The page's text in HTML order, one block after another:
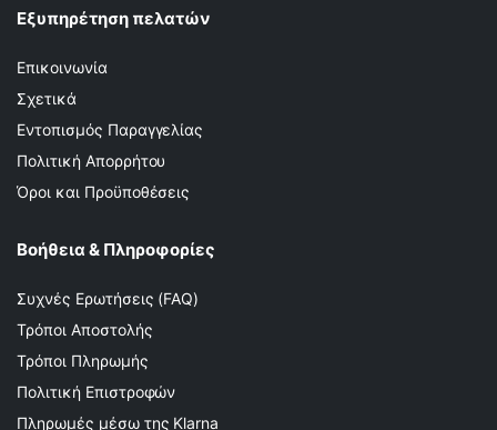
Εξυπηρέτηση πελατών
Επικοινωνία
Σχετικά
Εντοπισμός Παραγγελίας
Πολιτική Απορρήτου
Όροι και Προϋποθέσεις
Βοήθεια & Πληροφορίες
Συχνές Ερωτήσεις (FAQ)
Τρόποι Αποστολής
Τρόποι Πληρωμής
Πολιτική Επιστροφών
Πληρωμές μέσω της Klarna